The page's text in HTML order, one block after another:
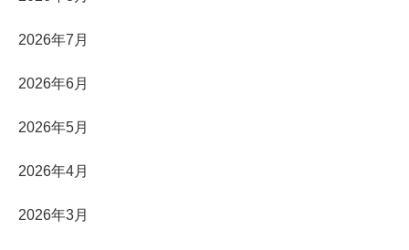
2026年7月
2026年6月
2026年5月
2026年4月
2026年3月